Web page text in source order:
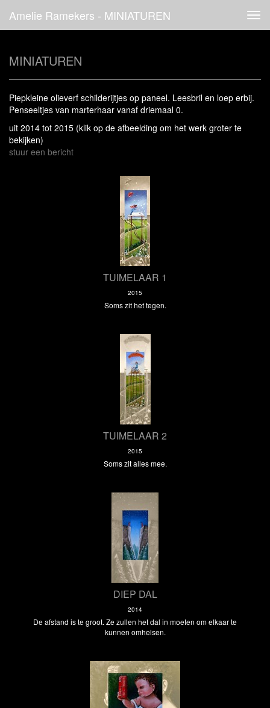
Amelie Ramekers - MINIATUREN
MINIATUREN
Piepkleine olieverf schilderijtjes op paneel. Leesbril en loep erbij.
Penseeltjes van marterhaar vanaf driemaal 0.
uit 2014 tot 2015 (klik op de afbeelding om het werk groter te
bekijken)
stuur een bericht
TUIMELAAR 1
2015
Soms zit het tegen.
TUIMELAAR 2
2015
Soms zit alles mee.
DIEP DAL
2014
De afstand is te groot. Ze zullen het dal in moeten om elkaar te
kunnen omhelsen.